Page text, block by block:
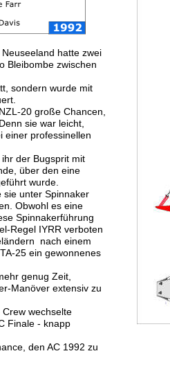
hatte zwei
Bleibombe zwischen
sondern wurde mit
20 große Chancen,
sie war leicht,
einer professinellen
der Bugsprit mit
über den eine
wurde.
sie unter Spinnaker
Obwohl es eine
Spinnakerführung
Regel IYRR verboten
nach einem
25 ein gewonnenes
genug Zeit,
Manöver extensiv zu
wechselte
Finale - knapp
den AC 1992 zu